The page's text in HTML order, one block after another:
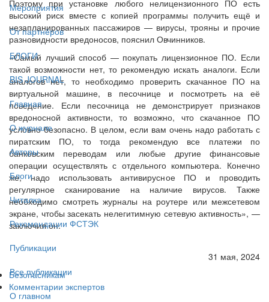
Мероприятия
От партнёров
БЛОГИ
BIS JOURNAL
Главная
О журнале
Авторы
Блоги
Читалка
Рекомендации ФСТЭК
Публикации
Все публикации
О главном
Поэтому при установке любого нелицензионного ПО есть
высокий риск вместе с копией программы получить ещё и
незапланированных пассажиров — вирусы, трояны и прочие
разновидности вредоносов, пояснил Овчинников.
«Самый лучший способ — покупать лицензионное ПО. Если
такой возможности нет, то рекомендую искать аналоги. Если
аналогов нет, то необходимо проверить скачанное ПО на
виртуальной машине, в песочнице и посмотреть на её
поведение. Если песочница не демонстрирует признаков
вредоносной активности, то возможно, что скачанное ПО
условно безопасно. В целом, если вам очень надо работать с
пиратским ПО, то тогда рекомендую все платежи по
банковским переводам или любые другие финансовые
операции осуществлять с отдельного компьютера. Конечно
же, надо использовать антивирусное ПО и проводить
регулярное сканирование на наличие вирусов. Также
необходимо смотреть журналы на роутере или межсетевом
экране, чтобы засекать нелегитимную сетевую активность», —
заключил он.
31 мая, 2024
Безопасникам
Комментарии экспертов